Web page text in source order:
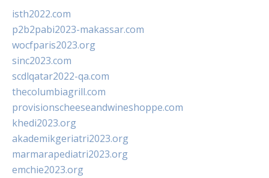
isth2022.com
p2b2pabi2023-makassar.com
wocfparis2023.org
sinc2023.com
scdlqatar2022-qa.com
thecolumbiagrill.com
provisionscheeseandwineshoppe.com
khedi2023.org
akademikgeriatri2023.org
marmarapediatri2023.org
emchie2023.org